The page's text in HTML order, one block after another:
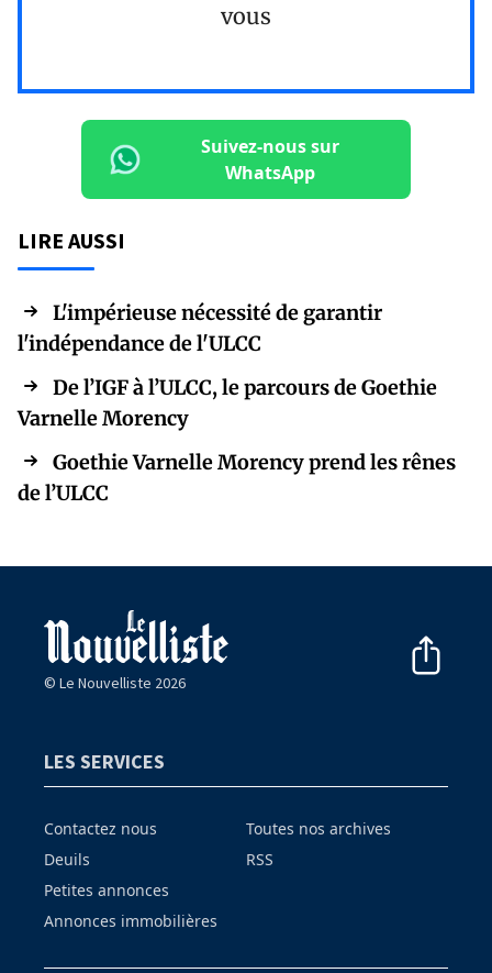
vous
Suivez-nous sur
WhatsApp
LIRE AUSSI
L'impérieuse nécessité de garantir
l'indépendance de l'ULCC
De l’IGF à l’ULCC, le parcours de Goethie
Varnelle Morency
Goethie Varnelle Morency prend les rênes
de l’ULCC
© Le Nouvelliste 2026
LES SERVICES
Contactez nous
Deuils
Petites annonces
Annonces immobilières
Toutes nos archives
RSS